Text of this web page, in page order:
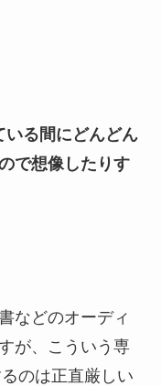
る間にどんどん
で想像したりす
などのオーディ
が、こういう専
のは正直厳しい